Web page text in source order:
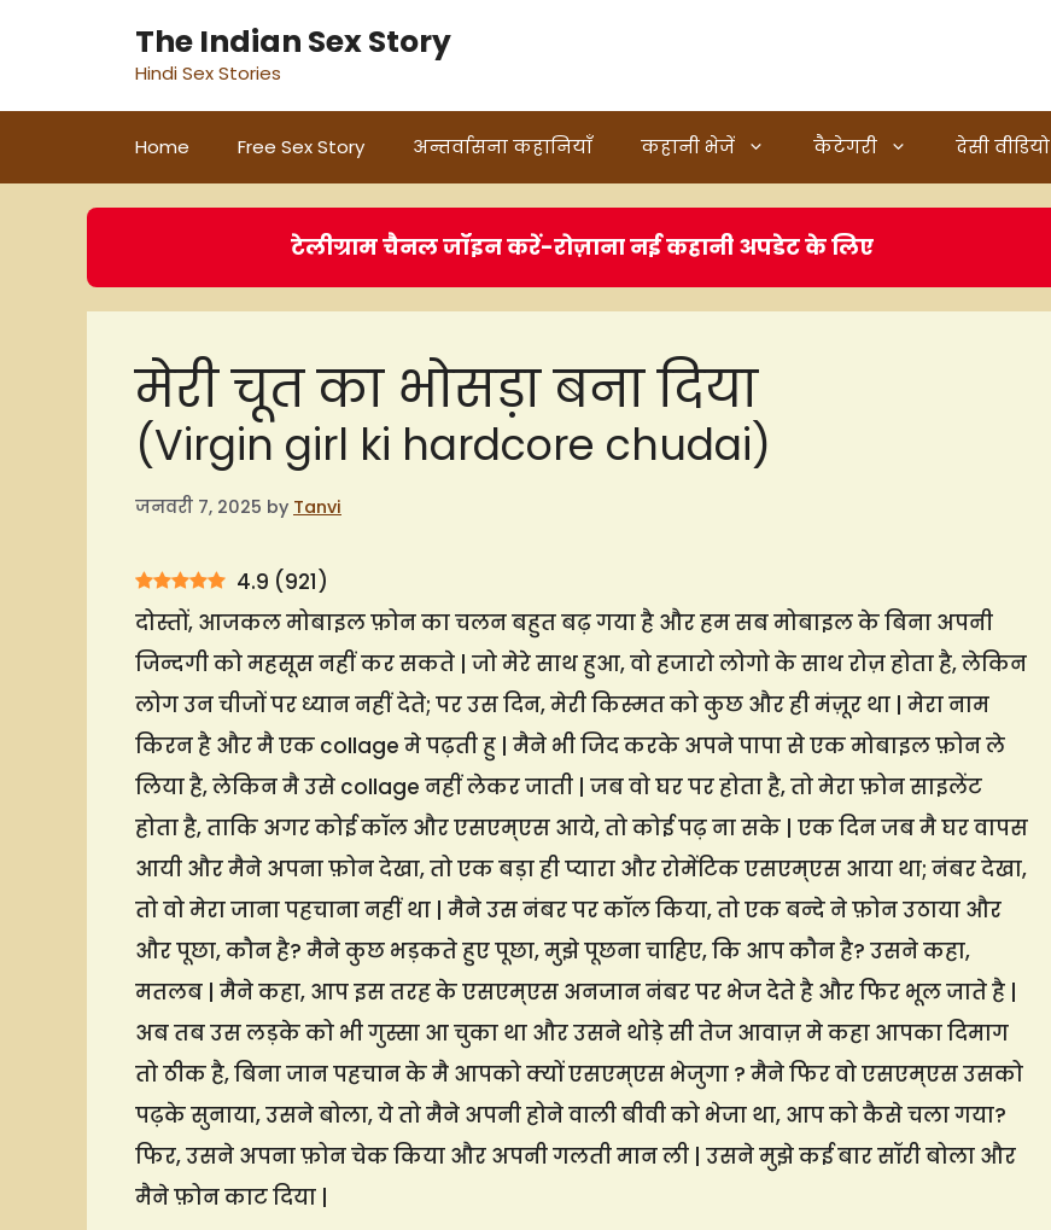
The Indian Sex Story
Hindi Sex Stories
Home Free Sex Story अन्तर्वासना कहानियाँ कहानी भेजें कैटेगरी देसी वीडियो
टेलीग्राम चैनल जॉइन करें-रोज़ाना नई कहानी अपडेट के लिए
मेरी चूत का भोसड़ा बना दिया
(Virgin girl ki hardcore chudai)
जनवरी 7, 2025 by Tanvi
4.9 (921)
दोस्तों, आजकल मोबाइल फ़ोन का चलन बहुत बढ़ गया है और हम सब मोबाइल के बिना अपनी
जिन्दगी को महसूस नहीं कर सकते | जो मेरे साथ हुआ, वो हजारो लोगो के साथ रोज़ होता है, लेकिन
लोग उन चीजों पर ध्यान नहीं देते; पर उस दिन, मेरी किस्मत को कुछ और ही मंज़ूर था | मेरा नाम
किरन है और मै एक collage मे पढ़ती हु | मैने भी जिद करके अपने पापा से एक मोबाइल फ़ोन ले
लिया है, लेकिन मै उसे collage नहीं लेकर जाती | जब वो घर पर होता है, तो मेरा फ़ोन साइलेंट
होता है, ताकि अगर कोई कॉल और एसएम्एस आये, तो कोई पढ़ ना सके | एक दिन जब मै घर वापस
आयी और मैने अपना फ़ोन देखा, तो एक बड़ा ही प्यारा और रोमेंटिक एसएम्एस आया था; नंबर देखा,
तो वो मेरा जाना पहचाना नहीं था | मैने उस नंबर पर कॉल किया, तो एक बन्दे ने फ़ोन उठाया और
और पूछा, कौन है? मैने कुछ भड़कते हुए पूछा, मुझे पूछना चाहिए, कि आप कौन है? उसने कहा,
मतलब | मैने कहा, आप इस तरह के एसएम्एस अनजान नंबर पर भेज देते है और फिर भूल जाते है |
अब तब उस लड़के को भी गुस्सा आ चुका था और उसने थोड़े सी तेज आवाज़ मे कहा आपका दिमाग
तो ठीक है, बिना जान पहचान के मै आपको क्यों एसएम्एस भेजुगा ? मैने फिर वो एसएम्एस उसको
पढ़के सुनाया, उसने बोला, ये तो मैने अपनी होने वाली बीवी को भेजा था, आप को कैसे चला गया?
फिर, उसने अपना फ़ोन चेक किया और अपनी गलती मान ली | उसने मुझे कई बार सॉरी बोला और
मैने फ़ोन काट दिया |